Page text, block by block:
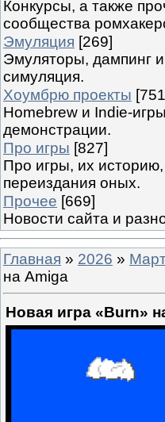
Конкурсы, а также
сообщества
Эмуляция [269]
Эмуляторы, дампинг
симуляция.
Хоумбрю проекты
Homebrew и Indie-
демонстрации.
Про игры [827]
Про игры, их историю,
переиздания оных.
Прочее [669]
Новости сайта и
Главная » 2026 »
на Amiga
Новая игра «Burn»